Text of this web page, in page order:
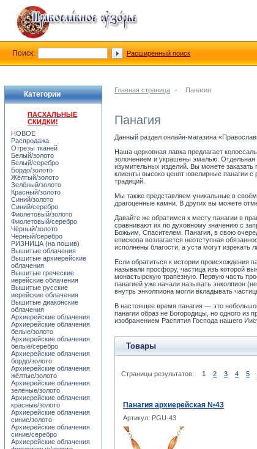
Главная страница - Панагия
Панагия
Данный раздел онлайн-магазина
Наша церковная лавка предлагает
золочением и украшены эмалью. Отдельная
изумительных изделий. Вы можете
клиенты высоко ценят ювелирные панагии с
традиций.
Мы также представляем уникальные в
драгоценные камни. В других вы можете
Давайте же обратимся к месту панагии в
сравнивают их по духовному значению с
Божьим, Спасителем. Панагия, в свою
епископа возлагается неотступная
исполнены благости, а уста могут изрекать
Если обратиться к истории происхождения
называли просфору, частица изъ которой
монастырскую трапезную. Первую часть
панагией уже начали называть энколпион
внутрь энколпиона могли вкладывать
В настоящее время панагия — это
панагии образ не Богородицы, но одного из
изображением Распятия Господа нашего
Товары
Страницы результатов: 1 2 3 4 5
Панагия архиерейская №43
Артикул: PGU-43
Категории
ПАСХАЛЬНЫЕ
СКИДКИ!
НОВОЕ
Распродажа
Отрезы тканей
Белый/золото
Белый/серебро
Бордо/золото
Жёлтый/золото
Зелёный/золото
Красный/золото
Синий/золото
Синий/серебро
Фиолетовый/золото
Фиолетовый/серебро
Чёрный/золото
Чёрный/серебро
РИЗНИЦА (на пошив)
Вышитые облачения
Вышитые архиерейские
облачения
Вышитые греческие
иерейские облачения
Вышитые русские
иерейские облачения
Вышитые диаконские
облачения
Архиерейские облачения
Архиерейские облачения
белые/золото
Архиерейские облачения
белые/серебро
Архиерейские облачения
бордо/золото
Архиерейские облачения
жёлтые/золото
Архиерейские облачения
зелёные/золото
Архиерейские облачения
красные/золото
Архиерейские облачения
синие/золото
Архиерейские облачения
синие/серебро
Архиерейские облачения
Поиск: Расширенный поиск